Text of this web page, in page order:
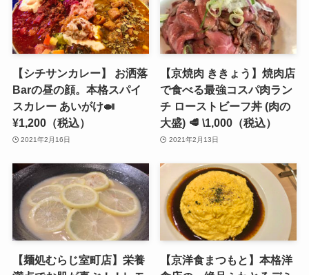
【シチサンカレー】 お洒落
Barの昼の顔。本格スパイ
スカレー あいがけ🍛
¥1,200（税込）
2021年2月16日
【京焼肉 ききょう】焼肉店
で食べる最強コスパ肉ラン
チ ローストビーフ丼 (肉の
大盛) 🥩 \1,000（税込）
2021年2月13日
【麺処むらじ室町店】栄養
【京洋食まつもと】本格洋